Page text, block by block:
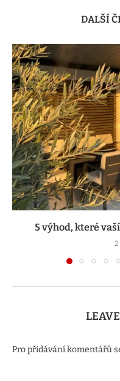
DALŠÍ
5 výhod, které
2
Pro přidávání komentářů